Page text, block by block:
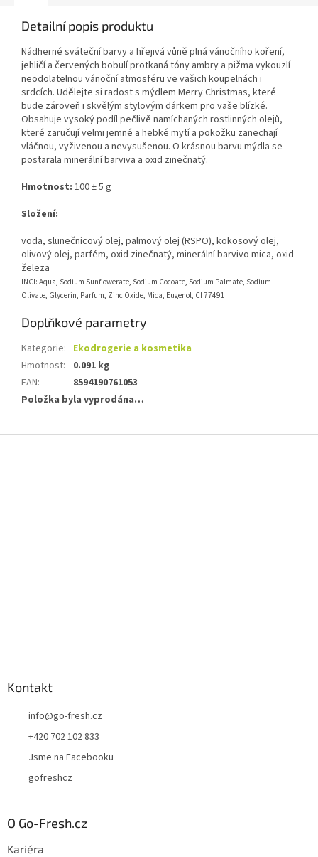
Detailní popis produktu
Nádherné sváteční barvy a hřejivá vůně plná vánočního koření,
jehličí a červených bobulí protkaná tóny ambry a pižma vykouzlí
neodolatelnou vánoční atmosféru ve vašich koupelnách i
srdcích. Udělejte si radost s mýdlem Merry Christmas, které
bude zároveň i skvělým stylovým dárkem pro vaše blízké.
Obsahuje vysoký podíl pečlivě namíchaných rostlinných olejů,
které zaručují velmi jemné a hebké mytí a pokožku zanechají
vláčnou, vyživenou a nevysušenou. O krásnou barvu mýdla se
postarala minerální barviva a oxid zinečnatý.
Hmotnost: 100 ± 5 g
Složení:
voda, slunečnicový olej, palmový olej (RSPO), kokosový olej,
olivový olej, parfém, oxid zinečnatý, minerální barvivo mica, oxid
železa
INCI: Aqua, Sodium Sunflowerate, Sodium Cocoate, Sodium Palmate, Sodium
Olivate, Glycerin, Parfum, Zinc Oxide, Mica, Eugenol, CI 77491
Doplňkové parametry
Kategorie: Ekodrogerie a kosmetika
Hmotnost:
0.091 kg
EAN:
8594190761053
Položka byla vyprodána…
Kontakt
info@go-fresh.cz
+420 702 102 833
Jsme na Facebooku
gofreshcz
O Go-Fresh.cz
Kariéra